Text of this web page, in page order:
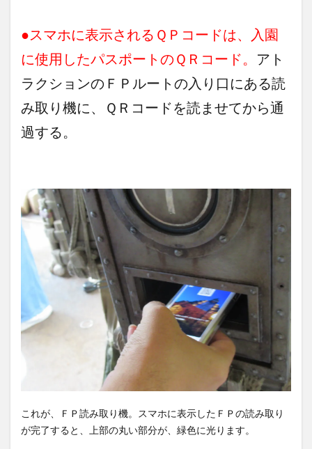
●スマホに表示されるＱＰコードは、入園
に使用したパスポートのＱＲコード。 アト
ラクションのＦＰルートの入り口にある読
み取り機に、ＱＲコードを読ませてから通
過する。
これが、ＦＰ読み取り機。スマホに表示したＦＰの読み取り
が完了すると、上部の丸い部分が、緑色に光ります。